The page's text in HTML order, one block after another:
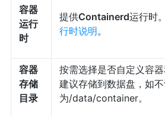
容器
运行
时
提供Containerd运行时
行时说明。
容器
存储
目录
按需选择是否自定义容
建议存储到数据盘，如
为/data/container。